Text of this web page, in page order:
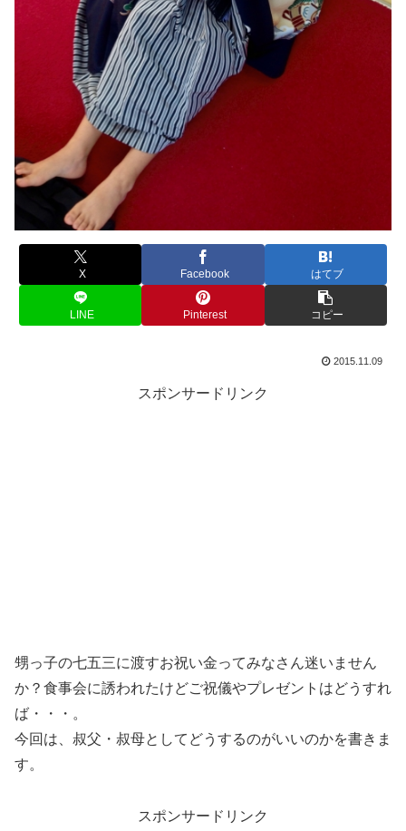
X Facebook はてブ
LINE Pinterest コピー
2015.11.09
スポンサードリンク
甥っ子の七五三に渡すお祝い金ってみなさん迷いません
か？食事会に誘われたけどご祝儀やプレゼントはどうすれ
ば・・・。
今回は、叔父・叔母としてどうするのがいいのかを書きま
す。
スポンサードリンク